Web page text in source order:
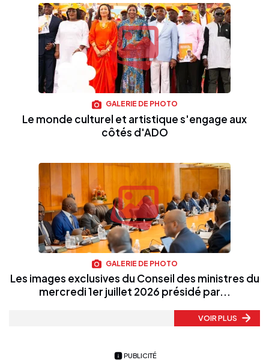
GALERIE DE PHOTO
Le monde culturel et artistique s'engage aux
côtés d'ADO
GALERIE DE PHOTO
Les images exclusives du Conseil des ministres du
mercredi 1er juillet 2026 présidé par...
VOIR PLUS
PUBLICITÉ